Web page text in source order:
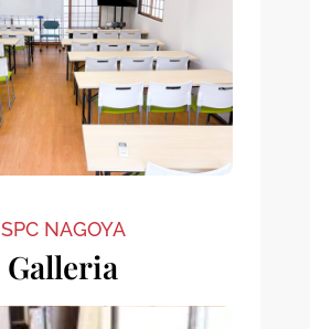
SPC NAGOYA
Galleria